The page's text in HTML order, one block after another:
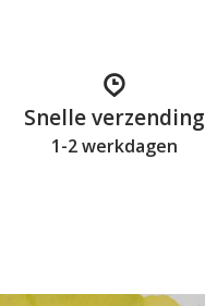
Snelle verzending
1-2 werkdagen